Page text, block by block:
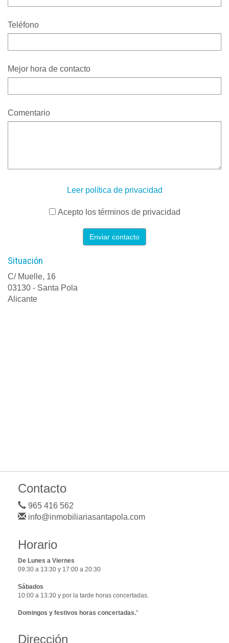
Teléfono
Mejor hora de contacto
Comentario
Leer política de privacidad
Acepto los términos de privacidad
Enviar contacto
Situación
C/ Muelle, 16
03130 - Santa Pola
Alicante
Contacto
965 416 562
info@inmobiliariasantapola.com
Horario
De Lunes a Viernes
09:30 a 13:30 y 17:00 a 20:30
Sábados
10:00 a 13:30 y por la tarde horas concertadas.
Domingos y festivos horas concertadas."
Dirección